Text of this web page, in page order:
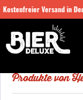
Kostenfreier Versand in
Produkte von